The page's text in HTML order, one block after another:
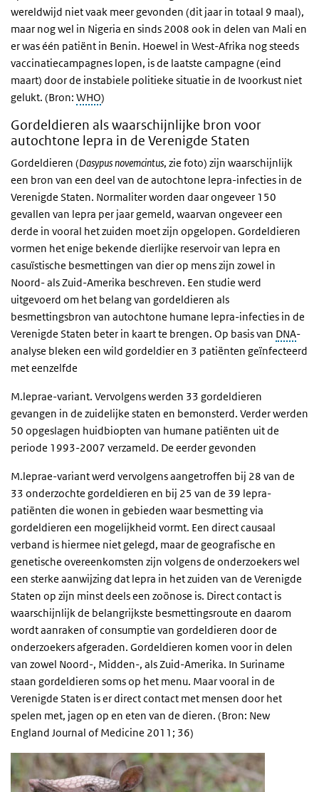
wereldwijd niet vaak meer gevonden (dit jaar in totaal 9 maal),
maar nog wel in Nigeria en sinds 2008 ook in delen van Mali en
er was één patiënt in Benin. Hoewel in West-Afrika nog steeds
vaccinatiecampagnes lopen, is de laatste campagne (eind
maart) door de instabiele politieke situatie in de Ivoorkust niet
gelukt. (Bron: WHO)
Gordeldieren als waarschijnlijke bron voor
autochtone lepra in de Verenigde Staten
Gordeldieren (Dasypus novemcintus, zie foto) zijn waarschijnlijk
een bron van een deel van de autochtone lepra-infecties in de
Verenigde Staten. Normaliter worden daar ongeveer 150
gevallen van lepra per jaar gemeld, waarvan ongeveer een
derde in vooral het zuiden moet zijn opgelopen. Gordeldieren
vormen het enige bekende dierlijke reservoir van lepra en
casuïstische besmettingen van dier op mens zijn zowel in
Noord- als Zuid-Amerika beschreven. Een studie werd
uitgevoerd om het belang van gordeldieren als
besmettingsbron van autochtone humane lepra-infecties in de
Verenigde Staten beter in kaart te brengen. Op basis van DNA-
analyse bleken een wild gordeldier en 3 patiënten geïnfecteerd
met eenzelfde
M.leprae-variant. Vervolgens werden 33 gordeldieren
gevangen in de zuidelijke staten en bemonsterd. Verder werden
50 opgeslagen huidbiopten van humane patiënten uit de
periode 1993-2007 verzameld. De eerder gevonden
M.leprae-variant werd vervolgens aangetroffen bij 28 van de
33 onderzochte gordeldieren en bij 25 van de 39 lepra-
patiënten die wonen in gebieden waar besmetting via
gordeldieren een mogelijkheid vormt. Een direct causaal
verband is hiermee niet gelegd, maar de geografische en
genetische overeenkomsten zijn volgens de onderzoekers wel
een sterke aanwijzing dat lepra in het zuiden van de Verenigde
Staten op zijn minst deels een zoönose is. Direct contact is
waarschijnlijk de belangrijkste besmettingsroute en daarom
wordt aanraken of consumptie van gordeldieren door de
onderzoekers afgeraden. Gordeldieren komen voor in delen
van zowel Noord-, Midden-, als Zuid-Amerika. In Suriname
staan gordeldieren soms op het menu. Maar vooral in de
Verenigde Staten is er direct contact met mensen door het
spelen met, jagen op en eten van de dieren. (Bron: New
England Journal of Medicine 2011; 36)